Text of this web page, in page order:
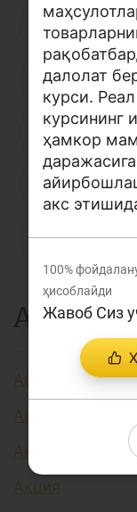
Лойиҳалар
Лойиҳа
Сайт
А Б
Ё Ж
Т У
Ц Ч
А
Авторизация
Аккредитив
Активлар
Акция
далолат
курси.
курсининг
ҳамкор
акс
100%
ҳисоблайди
Жавоб Сиз